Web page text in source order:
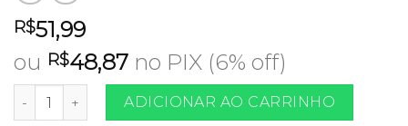
R$51,99
ou R$48,87 no PIX (6% off)
NutriBiótica, Psitacídeos, Abobrinha. 400g quantidade
ADICIONAR AO CARRINHO